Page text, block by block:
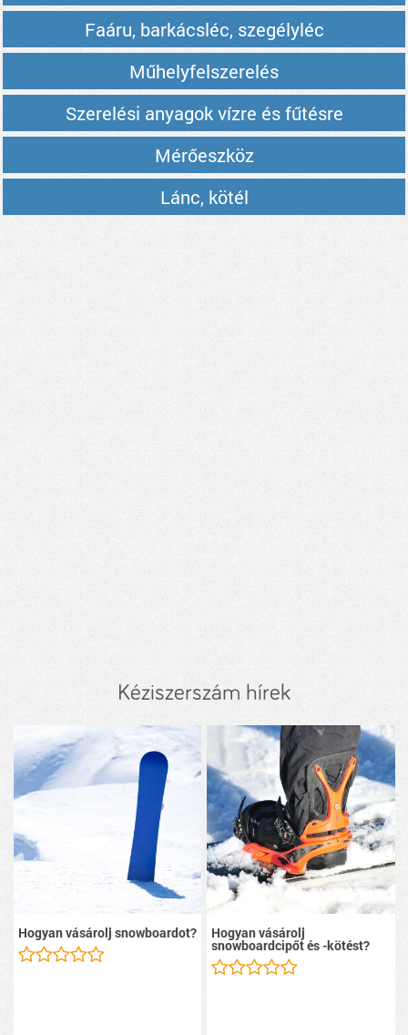
Faáru, barkácsléc, szegélyléc
Műhelyfelszerelés
Szerelési anyagok vízre és fűtésre
Mérőeszköz
Lánc, kötél
Kéziszerszám hírek
Hogyan vásárolj snowboardot? Hogyan vásárolj
snowboardcipőt és -kötést?